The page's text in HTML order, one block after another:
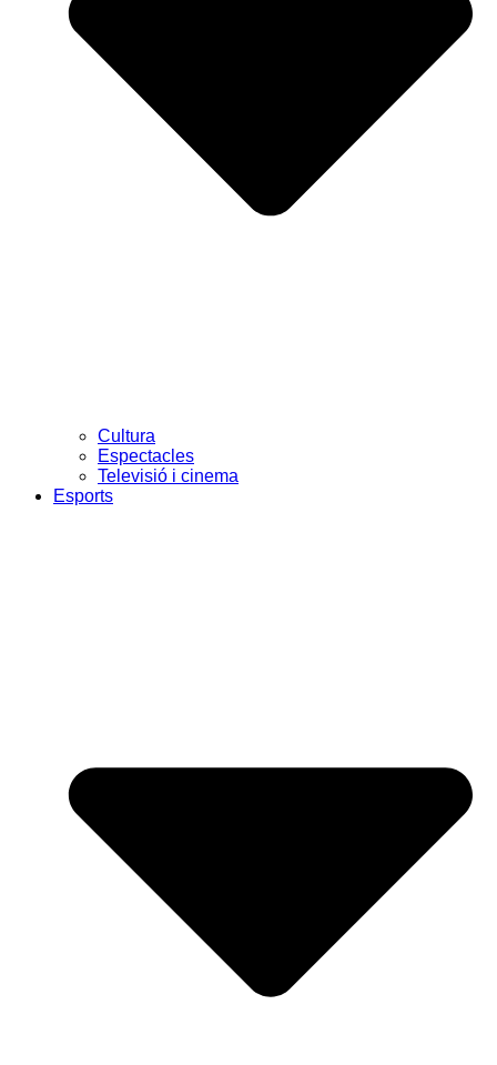
Cultura
Espectacles
Televisió i cinema
Esports